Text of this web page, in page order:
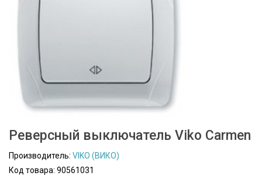
Реверсный выключатель Viko Carmen
Производитель: VIKO (ВИКО)
Код товара: 90561031